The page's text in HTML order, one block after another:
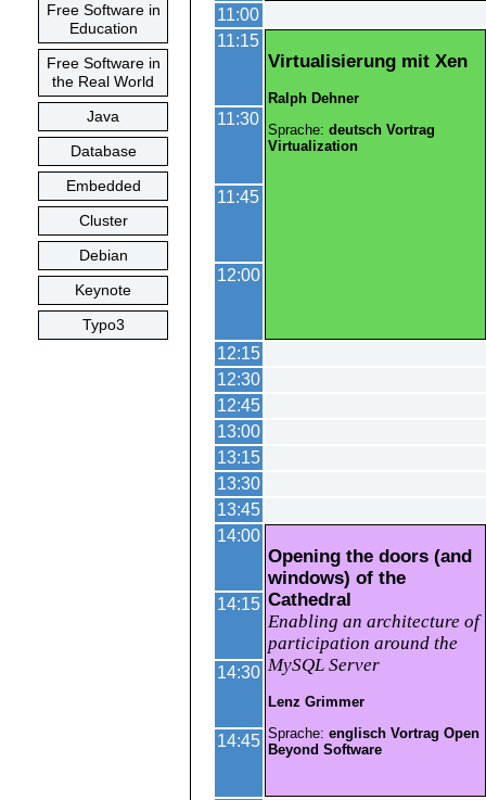
Free Software in
Education
Free Software in
the Real World
Java
Database
Embedded
Cluster
Debian
Keynote
Typo3
11:00
11:15
Virtualisierung mit Xen
Ralph Dehner
Sprache: deutsch Vortrag
Virtualization
11:30
11:45
12:00
12:15
12:30
12:45
13:00
13:15
13:30
13:45
14:00
Opening the doors (and
windows) of the
Cathedral
Enabling an architecture of
participation around the
MySQL Server
Lenz Grimmer
Sprache: englisch Vortrag Open
Beyond Software
14:15
14:30
14:45